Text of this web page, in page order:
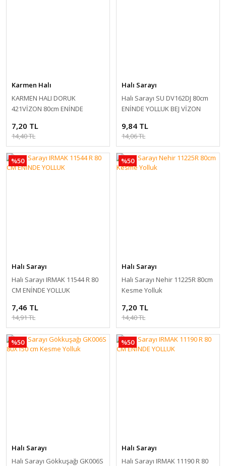
Karmen Halı
KARMEN HALI DORUK
421VİZON 80cm ENİNDE
7,20 TL
14,40 TL
Halı Sarayı
Halı Sarayı SU DV162DJ 80cm
ENİNDE YOLLUK BEJ VİZON
9,84 TL
14,06 TL
%50
Halı Sarayı
Halı Sarayı IRMAK 11544 R 80
CM ENİNDE YOLLUK
7,46 TL
14,91 TL
%50
Halı Sarayı
Halı Sarayı Nehir 11225R 80cm
Kesme Yolluk
7,20 TL
14,40 TL
%50
Halı Sarayı
Halı Sarayı Gökkuşağı GK006S
%50
Halı Sarayı
Halı Sarayı IRMAK 11190 R 80